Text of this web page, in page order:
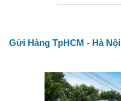
Gửi Hàng TpHCM - Hà Nội